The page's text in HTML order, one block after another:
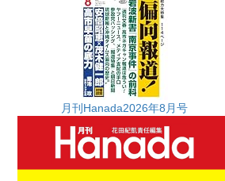
月刊Hanada2026年8月号